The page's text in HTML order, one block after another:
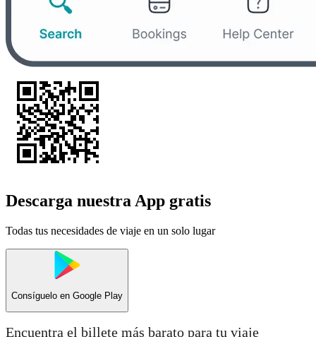
Descarga nuestra App gratis
Todas tus necesidades de viaje en un solo lugar
Consíguelo en Google Play
Encuentra el billete más barato para tu viaje